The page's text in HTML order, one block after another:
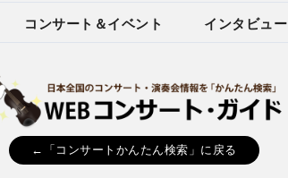
コンサート＆イベント インタビュー
←「コンサートかんたん検索」に戻る